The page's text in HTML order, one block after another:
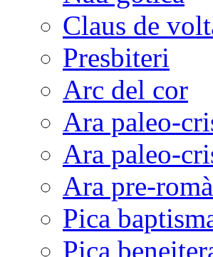
Claus de
Presbiteri
Arc del cor
Ara paleo-
Ara paleo-
Ara pre-
Pica
Pica